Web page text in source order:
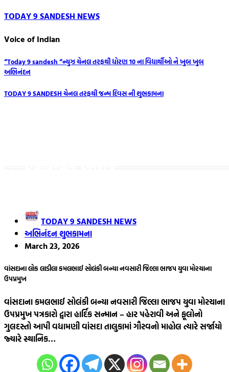
TODAY 9 SANDESH NEWS
Voice of Indian
Post
“Today 9 sandesh “ન્યુઝ ચેનલ તરફથી ધોરણ 10 ના વિદ્યાર્થીઓ ને ખુબ ખુબ
અભિનંદન
TODAY 9 SANDESH ચેનલ તરફથી જન્મ દિવસ ની શુભકામના
TODAY 9 SANDESH NEWS
અભિનંદન શુભકામના
March 23, 2026
વાંસદાના લોક લાડીલા કમલભાઈ સોલંકી બન્યા નવસારી જિલ્લા ભાજપ યુવા મોરચાના
ઉપપ્રમુખ
વાંસદાના કમલભાઈ સોલંકી બન્યા નવસારી જિલ્લા ભાજપ યુવા મોરચાના
ઉપપ્રમુખ પત્રકારો દ્વારા હાર્દિક સન્માન – હાર પહેરાવી અને ફૂલોનો
ગુલદસ્તો આપી વધામણી વાંસદા તાલુકામાં ગૌરવનો માહોલ ત્યારે સર્જાયો
જ્યારે સ્થાનિક…